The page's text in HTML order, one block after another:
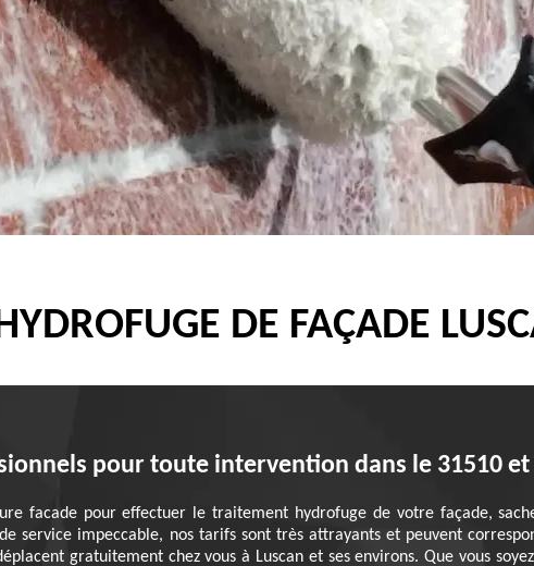
DE FAÇADE
pour toute intervention dans le 31510 et
facade pour effectuer le traitement hydrofuge de votre façade,
service impeccable, nos tarifs sont très attrayants et peuvent
gratuitement chez vous à Luscan et ses environs. Que vous